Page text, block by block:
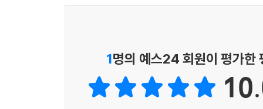
갱년기증후군 298
자궁근종 / 자궁내막증 311
1명의 예스24 회원이 평가한